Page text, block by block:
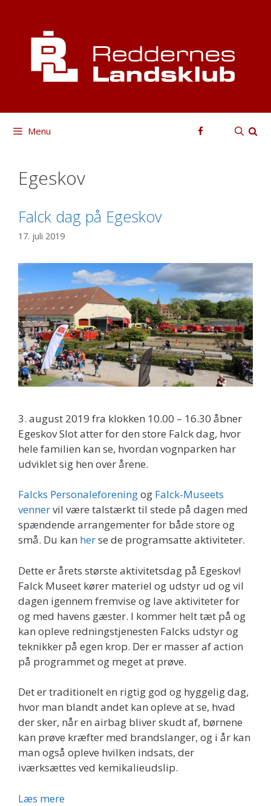
indhold
Facebook
Menu
Egeskov
Falck dag på Egeskov
17. juli 2019
3. august 2019 fra klokken 10.00 – 16.30 åbner
Egeskov Slot atter for den store Falck dag, hvor
hele familien kan se, hvordan vognparken har
udviklet sig hen over årene.
Falcks Personaleforeningog Falck-Museets
vennervil være talstærkt til stede på dagen med
spændende arrangementer for både store og
små. Du kan herse de programsatte aktiviteter.
Dette er årets største aktivitetsdag på Egeskov!
Falck Museet kører materiel og udstyr ud og vil
dagen igennem fremvise og lave aktiviteter for
og med havens gæster. I kommer helt tæt på og
kan opleve redningstjenesten Falcks udstyr og
teknikker på egen krop. Der er masser af action
på programmet og meget at prøve.
Det er traditionelt en rigtig god og hyggelig dag,
hvor man blandt andet kan opleve at se, hvad
der sker, når en airbag bliver skudt af, børnene
kan prøve kræfter med brandslanger, og i år kan
man også opleve hvilken indsats, der
iværksættes ved kemikalieudslip.
Læs mereFalck